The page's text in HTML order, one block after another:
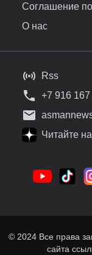
Соглашение
О нас
Rss
+7 916 167
Читайте
© 2024 Все права
сайта